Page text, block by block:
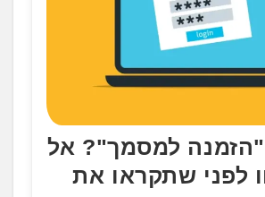
למסמך"? אל
לפני שתקראו את